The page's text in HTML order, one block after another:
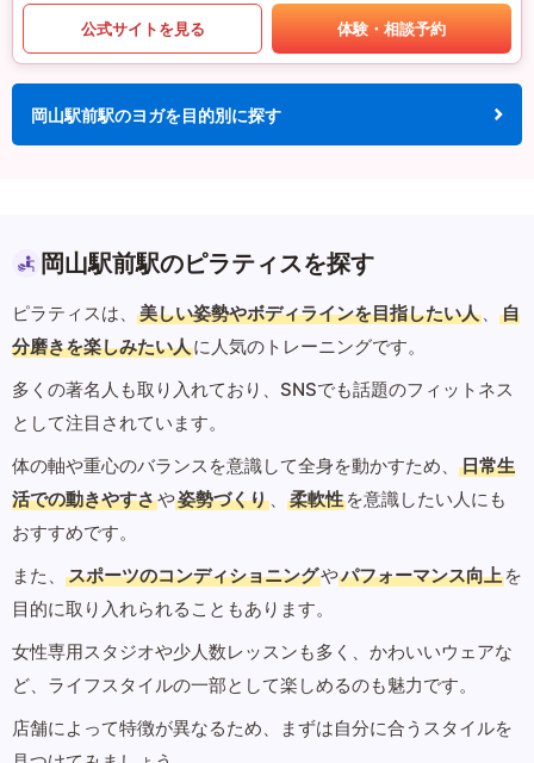
公式サイトを見る 体験・相談予約
岡山駅前駅のヨガを目的別に探す
岡山駅前駅のピラティスを探す
ピラティスは、 美しい姿勢やボディラインを目指したい人 、
自
分磨きを楽しみたい人に人気のトレーニングです。
多くの著名人も取り入れており、SNSでも話題のフィットネス
として注目されています。
体の軸や重心のバランスを意識して全身を動かすため、
日常生
活での動きやすさや姿勢づくり 、 柔軟性 を意識したい人にも
おすすめです。
また、
スポーツのコンディショニングやパフォーマンス向上 を
目的に取り入れられることもあります。
女性専用スタジオや少人数レッスンも多く、かわいいウェアな
ど、ライフスタイルの一部として楽しめるのも魅力です。
店舗によって特徴が異なるため、まずは自分に合うスタイルを